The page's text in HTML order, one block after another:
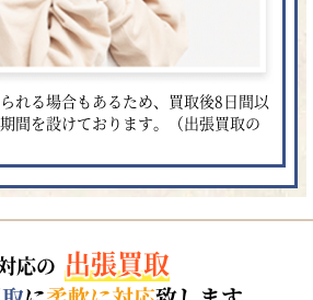
れる場合もあるため、買取後8日間以
間を設けております。（出張買取の
応の 出張買取